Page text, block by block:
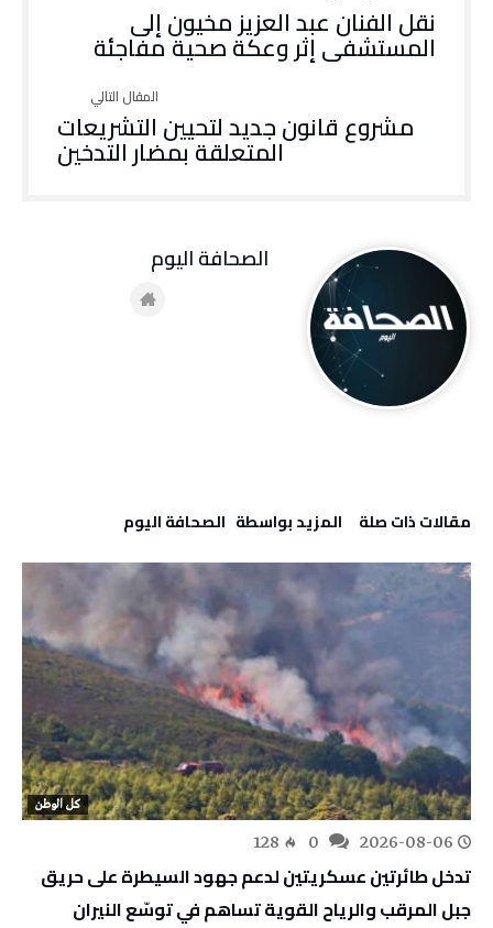
نقل الفنان عبد العزيز مخيون إلى
المستشفى إثر وعكة صحية مفاجئة
مشروع قانون جديد لتحيين التشريعات
المتعلقة بمضار التدخين
‫مقالات ذات صلة‬ ‫‫المزيد بواسطة‬ ‬ ‭ ‬الصحافة‭ ‬اليوم
كل الوطن
2026-08-06
128
تدخل طائرتين عسكريتين لدعم جهود السيطرة على حريق
جبل المرقب والرياح القوية تساهم في توسّع النيران